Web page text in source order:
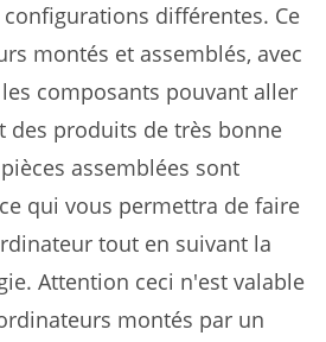
configurations différentes. Ce
montés et assemblés, avec
composants pouvant aller
des produits de très bonne
assemblées sont
qui vous permettra de faire
tout en suivant la
Attention ceci n'est valable
montés par un